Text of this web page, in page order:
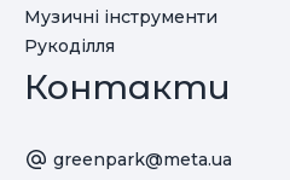
Музичні інструменти
Рукоділля
Контакти
greenpark@meta.ua